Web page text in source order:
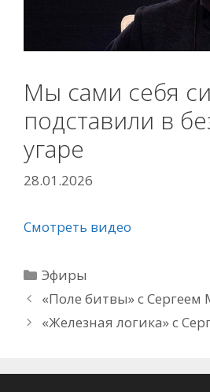
Мы сами себя
подставили в
угаре
28.01.2026
Смотреть видео
Рубрики
Эфиры
«Поле битвы» с
«Железная логика» с